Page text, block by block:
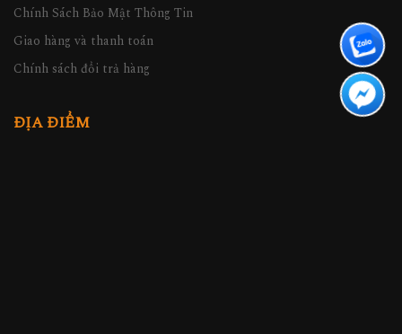
Chính Sách Bảo Mật Thông Tin
Giao hàng và thanh toán
Chính sách đổi trả hàng
ĐỊA ĐIỂM